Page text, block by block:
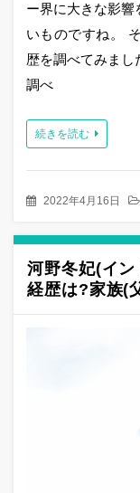
ー界に大きな影響
いものですね。
歴を調べてみまし
調べ
続きを読む
2022年4月16日
河野冬妃(イ
経歴は?家族(